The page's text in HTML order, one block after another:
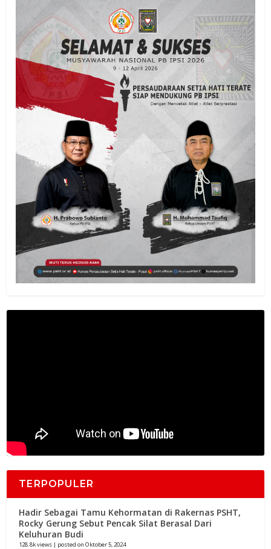
TERPOPULER
Hadir Sebagai Tamu Kehormatan di Rakernas PSHT,
Rocky Gerung Sebut Pencak Silat Berasal Dari
Keluhuran Budi
128.8k views | posted on Oktober 5, 2024